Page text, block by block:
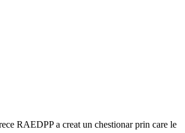
RAEDPP a creat un chestionar prin care le